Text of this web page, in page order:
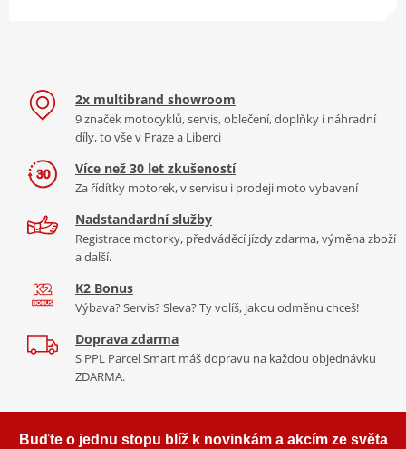
TVAROVANÉ VZDUCHEM
Pokud jde o styl, Tuono 660 nese
všechny charakteristické znaky,
motocyklu Aprilia očekával/a. A to
díky elegantním a kompaktním
si také vypůjčilo inovativní
je výsledkem důkladného
kapalin
Světlá výška
1370 mm
Zadní pneumatika
Přední pneumatika
120/70ZR17
Zdvih předního kola
Zdvih zadního kola
130 mm
Typ rámu
hliníkový dvojitý
2x multibrand showroom
9 značek motocyklů, servis, oblečení, doplňky i náhradní
díly, to vše v Praze a Liberci
Více než 30 let zkušeností
Za řídítky motorek, v servisu i prodeji moto vybavení
Nadstandardní služby
Registrace motorky, předváděcí jízdy zdarma, výměna zboží
a další.
K2 Bonus
Výbava? Servis? Sleva? Ty volíš, jakou odměnu chceš!
Doprava zdarma
S PPL Parcel Smart máš dopravu na každou objednávku
ZDARMA.
Buďte o jednu stopu blíž k novinkám a akcím ze světa